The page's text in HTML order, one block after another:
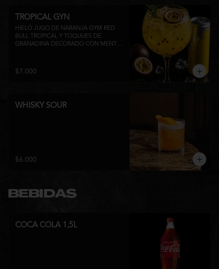
TROPICAL GYN
HIELO JUGO DE NARANJA GYM RED
BULL TROPICAL Y TOQUUES DE
GRANADINA DECORADO CON MENTA
$7.000
WHISKY SOUR
$6.000
BEBIDAS
COCA COLA 1,5L